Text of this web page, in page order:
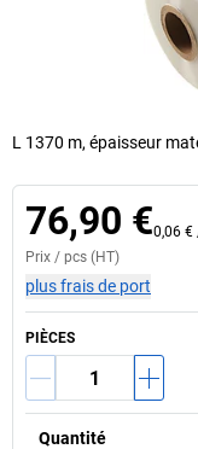
L 1370 m, épaisseur
76,90 €0,06 €
Prix / pcs (HT)
plus frais de port
PIÈCES
Quantité